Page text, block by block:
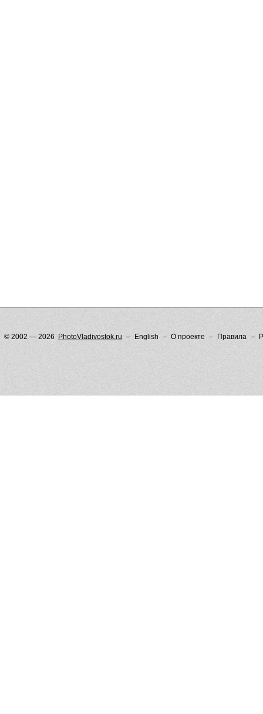
© 2002 — 2026 PhotoVladivostok.ru English О проекте Правила